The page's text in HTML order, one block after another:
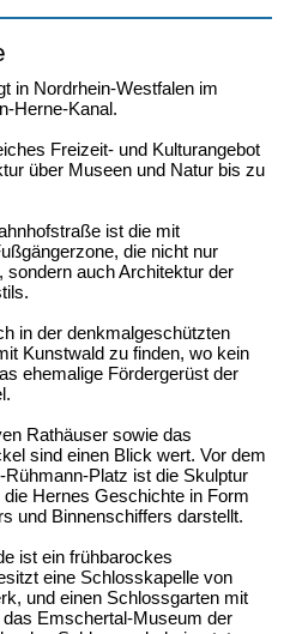
in Nordrhein-Westfalen im
Herne-Kanal.
Freizeit- und Kulturangebot
über Museen und Natur bis zu
ist die mit
die nicht nur
sondern auch Architektur der
in der denkmalgeschützten
Kunstwald zu finden, wo kein
ehemalige Fördergerüst der
Rathäuser sowie das
sind einen Blick wert. Vor dem
Platz ist die Skulptur
Hernes Geschichte in Form
und Binnenschiffers darstellt.
ist ein frühbarockes
eine Schlosskapelle von
und einen Schlossgarten mit
Emschertal-Museum der